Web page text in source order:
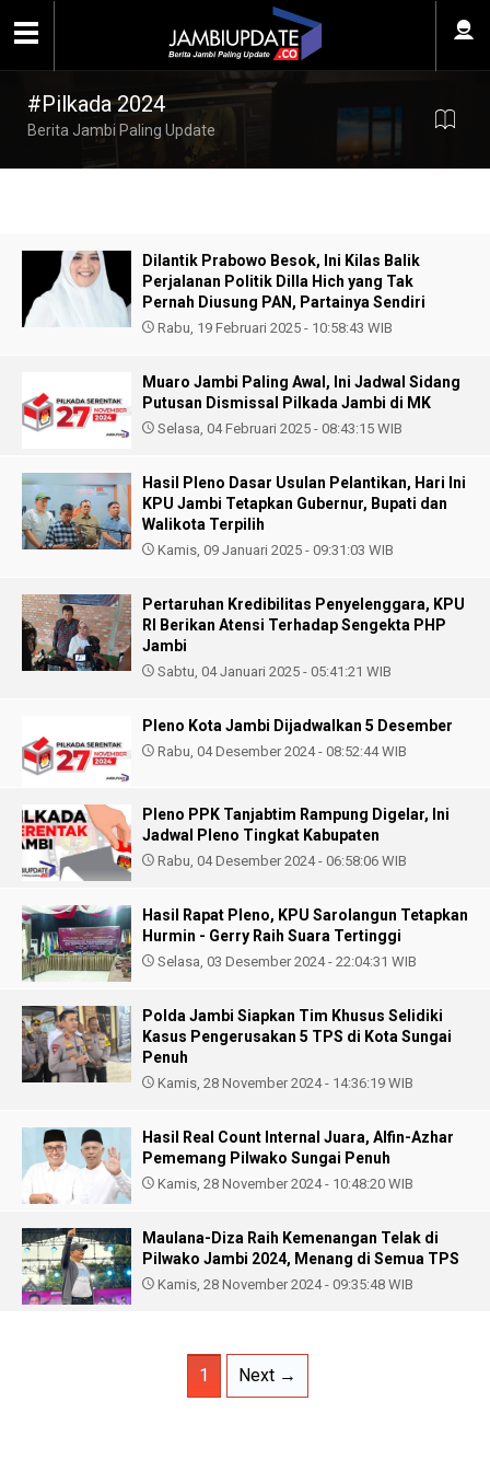
#Pilkada 2024
Berita Jambi Paling Update
Dilantik Prabowo Besok, Ini Kilas Balik
Perjalanan Politik Dilla Hich yang Tak
Pernah Diusung PAN, Partainya Sendiri
Rabu, 19 Februari 2025 - 10:58:43 WIB
Muaro Jambi Paling Awal, Ini Jadwal Sidang
Putusan Dismissal Pilkada Jambi di MK
Selasa, 04 Februari 2025 - 08:43:15 WIB
Hasil Pleno Dasar Usulan Pelantikan, Hari Ini
KPU Jambi Tetapkan Gubernur, Bupati dan
Walikota Terpilih
Kamis, 09 Januari 2025 - 09:31:03 WIB
Pertaruhan Kredibilitas Penyelenggara, KPU
RI Berikan Atensi Terhadap Sengekta PHP
Jambi
Sabtu, 04 Januari 2025 - 05:41:21 WIB
Pleno Kota Jambi Dijadwalkan 5 Desember
Rabu, 04 Desember 2024 - 08:52:44 WIB
Pleno PPK Tanjabtim Rampung Digelar, Ini
Jadwal Pleno Tingkat Kabupaten
Rabu, 04 Desember 2024 - 06:58:06 WIB
Hasil Rapat Pleno, KPU Sarolangun Tetapkan
Hurmin - Gerry Raih Suara Tertinggi
Selasa, 03 Desember 2024 - 22:04:31 WIB
Polda Jambi Siapkan Tim Khusus Selidiki
Kasus Pengerusakan 5 TPS di Kota Sungai
Penuh
Kamis, 28 November 2024 - 14:36:19 WIB
Hasil Real Count Internal Juara, Alfin-Azhar
Pememang Pilwako Sungai Penuh
Kamis, 28 November 2024 - 10:48:20 WIB
Maulana-Diza Raih Kemenangan Telak di
Pilwako Jambi 2024, Menang di Semua TPS
Kamis, 28 November 2024 - 09:35:48 WIB
1 Next →